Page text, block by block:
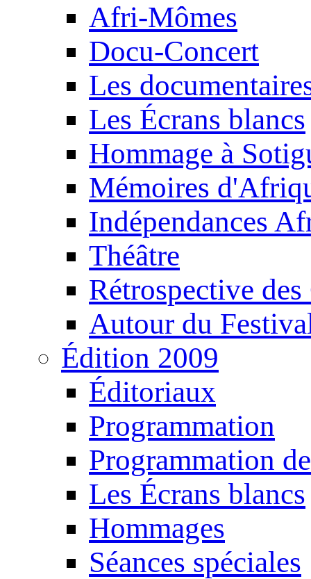
Afri-Mômes
Docu-Concert
Les
Les Écrans blancs
Hommage à
Mémoires
Indépendances
Théâtre
Rétrospective
Autour du
Édition 2009
Éditoriaux
Programmation
Programmation
Les Écrans blancs
Hommages
Séances spéciales